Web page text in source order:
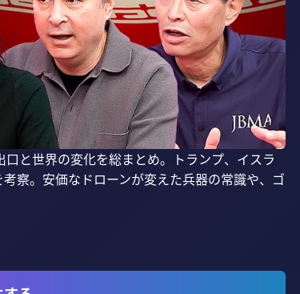
と世界の変化を総まとめ。トランプ、イスラ
察。安価なドローンが変えた兵器の常識や、ゴ